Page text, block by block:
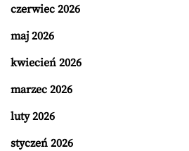
czerwiec 2026
maj 2026
kwiecień 2026
marzec 2026
luty 2026
styczeń 2026